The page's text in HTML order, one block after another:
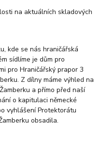
na aktuálních skladových
kde se nás hraničářská
sídlíme je dům pro
pro Hraničářský prapor 3
Z dílny máme výhled na
a přímo před naší
o kapitulaci německé
vyhlášení Protektorátu
obsadila.